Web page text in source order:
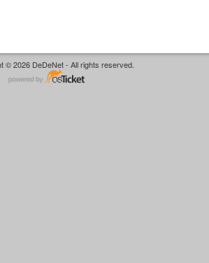
© 2026 DeDeNet - All rights reserved.